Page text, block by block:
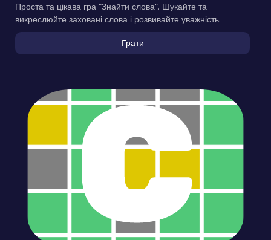
Проста та цікава гра “Знайти слова”. Шукайте та
викреслюйте заховані слова і розвивайте уважність.
Грати